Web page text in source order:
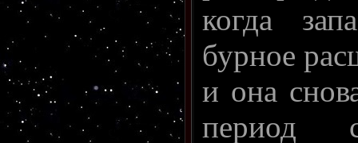
когда
бурное
и она
период